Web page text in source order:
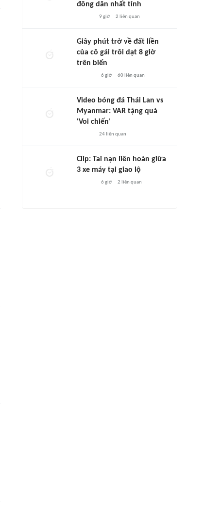
đông dân nhất tỉnh
9 giờ 2 liên quan
Giây phút trở về đất liền
của cô gái trôi dạt 8 giờ
trên biển
6 giờ 60liên quan
Video bóng đá Thái Lan vs
Myanmar: VAR tặng quà
'Voi chiến'
24liên quan
Clip: Tai nạn liên hoàn giữa
3 xe máy tại giao lộ
6 giờ 2 liên quan